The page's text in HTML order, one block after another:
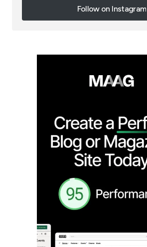
Follow on Instagram
Follow on Instagram